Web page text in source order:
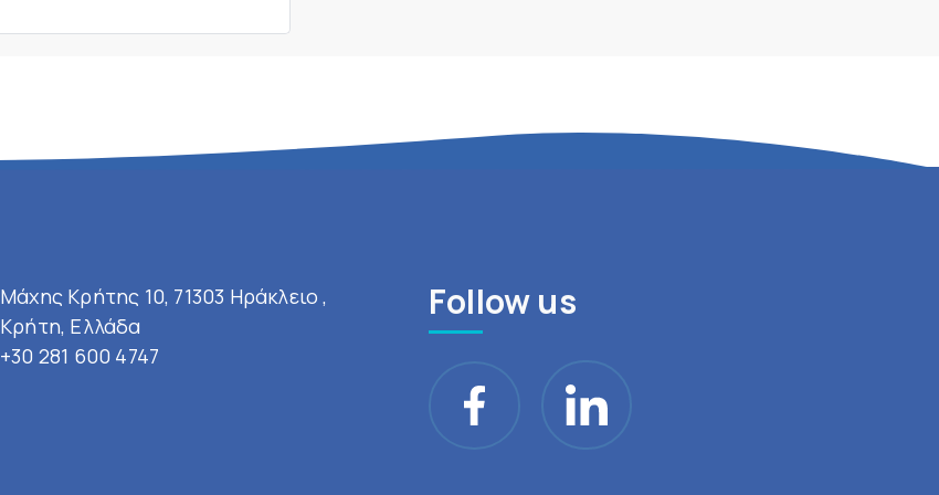
Μάχης Κρήτης 10, 71303 Ηράκλειο ,
Κρήτη, Ελλάδα
+30 281 600 4747
Follow us